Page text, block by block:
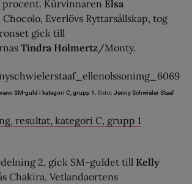
procent. Kürvinnaren Elsa
Everlövs Ryttarsällskap, tog
gick till
Tindra Holmertz/Monty.
SM-guld i kategori C, grupp 1. Foto: Jenny Schwieler Staaf
resultat, kategori C, grupp 1
2, gick SM-guldet till Kelly
Chakira, Vetlandaortens